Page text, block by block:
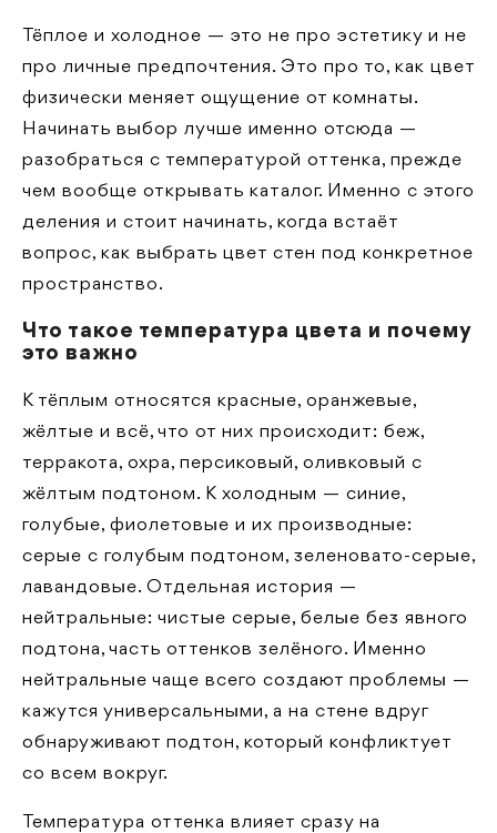
Тёплое и холодное — это не про эстетику и не
про личные предпочтения. Это про то, как цвет
физически меняет ощущение от комнаты.
Начинать выбор лучше именно отсюда —
разобраться с температурой оттенка, прежде
чем вообще открывать каталог. Именно с этого
деления и стоит начинать, когда встаёт
вопрос, как выбрать цвет стен под конкретное
пространство.
Что такое температура цвета и почему
это важно
К тёплым относятся красные, оранжевые,
жёлтые и всё, что от них происходит: беж,
терракота, охра, персиковый, оливковый с
жёлтым подтоном. К холодным — синие,
голубые, фиолетовые и их производные:
серые с голубым подтоном, зеленовато-серые,
лавандовые. Отдельная история —
нейтральные: чистые серые, белые без явного
подтона, часть оттенков зелёного. Именно
нейтральные чаще всего создают проблемы —
кажутся универсальными, а на стене вдруг
обнаруживают подтон, который конфликтует
со всем вокруг.
Температура оттенка влияет сразу на